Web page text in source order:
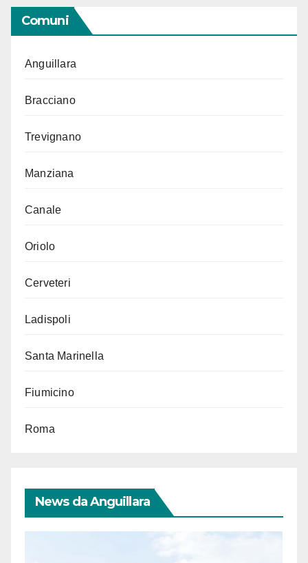
Comuni
Anguillara
Bracciano
Trevignano
Manziana
Canale
Oriolo
Cerveteri
Ladispoli
Santa Marinella
Fiumicino
Roma
News da Anguillara